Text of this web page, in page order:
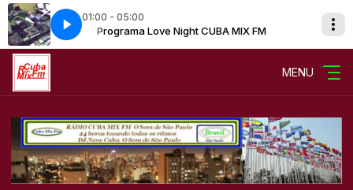
01:00 - 05:00
FM Programa Love Night CUBA MIX FM
MENU